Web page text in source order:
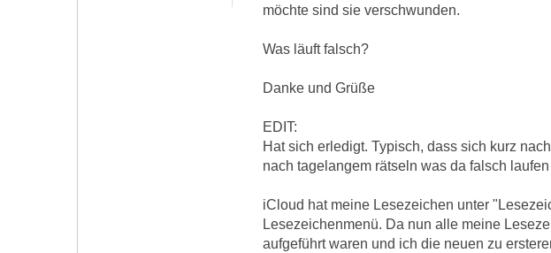
möchte sind sie verschwunden.
Was läuft falsch?
Danke und Grüße
EDIT:
Hat sich erledigt. Typisch, dass sich kurz
nach tagelangem rätseln was da falsch
iCloud hat meine Lesezeichen unter
Lesezeichenmenü. Da nun alle meine
aufgeführt waren und ich die neuen zu